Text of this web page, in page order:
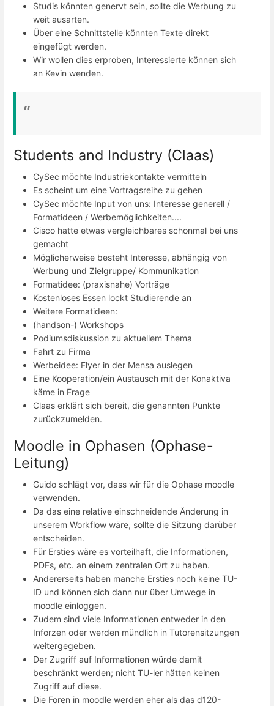
Studis könnten genervt sein, sollte die Werbung zu
weit ausarten.
Über eine Schnittstelle könnten Texte direkt
eingefügt werden.
Wir wollen dies erproben, Interessierte können sich
an Kevin wenden.
Students and Industry (Claas)
CySec möchte Industriekontakte vermitteln
Es scheint um eine Vortragsreihe zu gehen
CySec möchte Input von uns: Interesse generell /
Formatideen / Werbemöglichkeiten....
Cisco hatte etwas vergleichbares schonmal bei uns
gemacht
Möglicherweise besteht Interesse, abhängig von
Werbung und Zielgruppe/ Kommunikation
Formatidee: (praxisnahe) Vorträge
Kostenloses Essen lockt Studierende an
Weitere Formatideen:
(handson-) Workshops
Podiumsdiskussion zu aktuellem Thema
Fahrt zu Firma
Werbeidee: Flyer in der Mensa auslegen
Eine Kooperation/ein Austausch mit der Konaktiva
käme in Frage
Claas erklärt sich bereit, die genannten Punkte
zurückzumelden.
Moodle in Ophasen (Ophase-
Leitung)
Guido schlägt vor, dass wir für die Ophase moodle
verwenden.
Da das eine relative einschneidende Änderung in
unserem Workflow wäre, sollte die Sitzung darüber
entscheiden.
Für Ersties wäre es vorteilhaft, die Informationen,
PDFs, etc. an einem zentralen Ort zu haben.
Andererseits haben manche Ersties noch keine TU-
ID und können sich dann nur über Umwege in
moodle einloggen.
Zudem sind viele Informationen entweder in den
Inforzen oder werden mündlich in Tutorensitzungen
weitergegeben.
Der Zugriff auf Informationen würde damit
beschränkt werden; nicht TU-ler hätten keinen
Zugriff auf diese.
Die Foren in moodle werden eher als das d120-